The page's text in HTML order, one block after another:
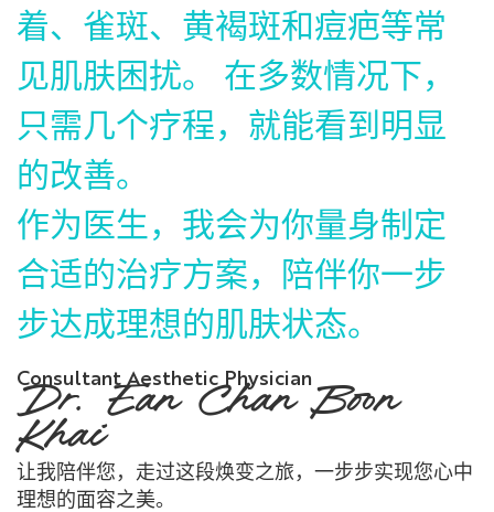
着、雀斑、黄褐斑和痘疤等常
见肌肤困扰。 在多数情况下，
只需几个疗程，就能看到明显
的改善。
作为医生，我会为你量身制定
合适的治疗方案，陪伴你一步
步达成理想的肌肤状态。
Consultant Aesthetic Physician
Dr. Ean Chan Boon
Khai
让我陪伴您，走过这段焕变之旅，一步步实现您心中
理想的面容之美。